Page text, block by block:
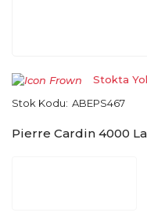
Stokta
Stok Kodu: ABEPS467
Pierre Cardin 4000